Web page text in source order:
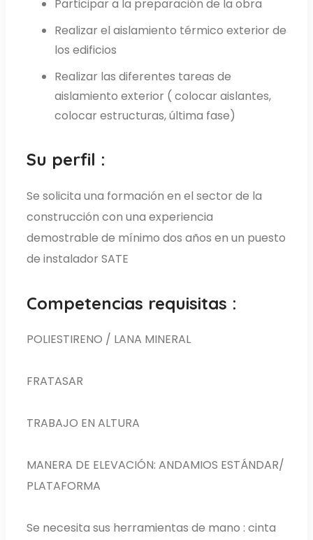
Participar a la preparación de la obra
Realizar el aislamiento térmico exterior de
los edificios
Realizar las diferentes tareas de
aislamiento exterior ( colocar aislantes,
colocar estructuras, última fase)
Su perfil :
Se solicita una formación en el sector de la
construcción con una experiencia
demostrable de mínimo dos años en un puesto
de instalador SATE
Competencias requisitas :
POLIESTIRENO / LANA MINERAL
FRATASAR
TRABAJO EN ALTURA
MANERA DE ELEVACIÓN: ANDAMIOS ESTÁNDAR/
PLATAFORMA
Se necesita sus herramientas de mano : cinta